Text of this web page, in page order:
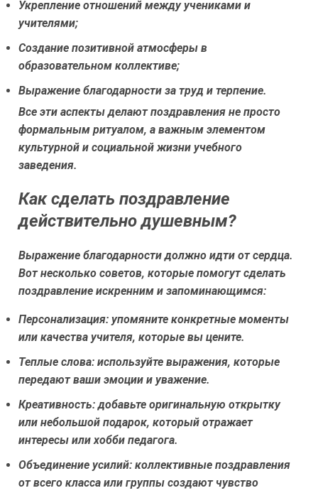
Укрепление отношений между учениками и
учителями;
Создание позитивной атмосферы в
образовательном коллективе;
Выражение благодарности за труд и терпение.
Все эти аспекты делают поздравления не просто
формальным ритуалом, а важным элементом
культурной и социальной жизни учебного
заведения.
Как сделать поздравление
действительно душевным?
Выражение благодарности должно идти от сердца.
Вот несколько советов, которые помогут сделать
поздравление искренним и запоминающимся:
Персонализация: упомяните конкретные моменты
или качества учителя, которые вы цените.
Теплые слова: используйте выражения, которые
передают ваши эмоции и уважение.
Креативность:добавьте оригинальную открытку
или небольшой подарок, который отражает
интересы или хобби педагога.
Объединение усилий: коллективные поздравления
от всего класса или группы создают чувство